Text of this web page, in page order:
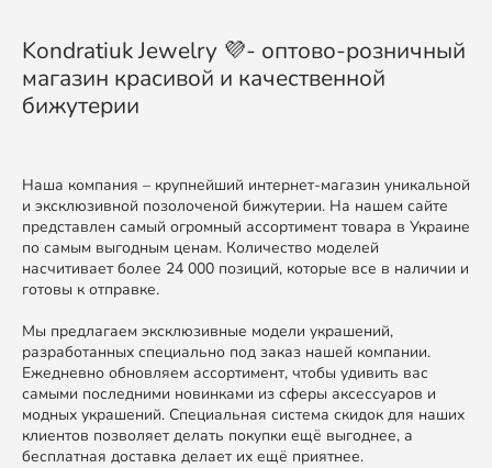
Kondratiuk Jewelry 💜- оптово-розничный
магазин красивой и качественной
бижутерии
Наша компания – крупнейший интернет-магазин уникальной
и эксклюзивной позолоченой бижутерии. На нашем сайте
представлен самый огромный ассортимент товара в Украине
по самым выгодным ценам. Количество моделей
насчитивает более 24 000 позиций, которые все в наличии и
готовы к отправке.
Мы предлагаем эксклюзивные модели украшений,
разработанных специально под заказ нашей компании.
Ежедневно обновляем ассортимент, чтобы удивить вас
самыми последними новинками из сферы аксессуаров и
модных украшений. Специальная система скидок для наших
клиентов позволяет делать покупки ещё выгоднее, а
бесплатная доставка делает их ещё приятнее.